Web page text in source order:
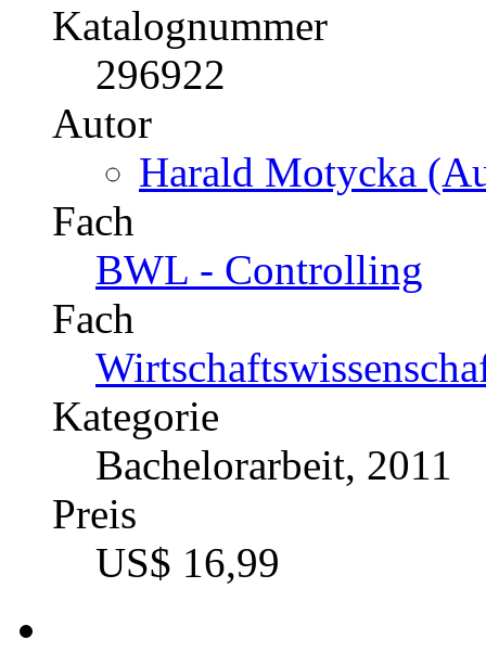
Katalognummer
296922
Autor
Harald Motycka
Fach
BWL - Controlling
Fach
Kategorie
Bachelorarbeit, 2011
Preis
US$ 16,99